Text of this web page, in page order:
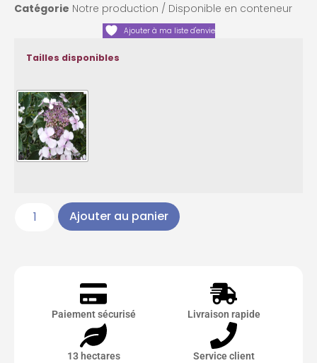
Catégorie Notre production / Disponible en conteneur
Ajouter à ma liste d'envie
Tailles disponibles
Ajouter au panier
Paiement sécurisé Livraison rapide
13 hectares Service client